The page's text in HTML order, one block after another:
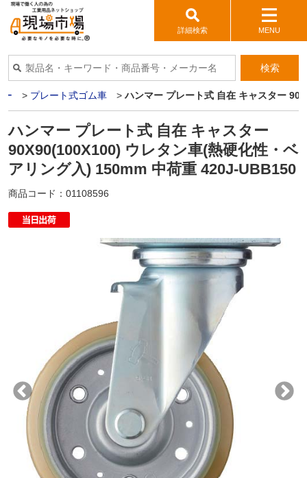
詳細検索 MENU
検索
ー > プレート式ゴム車 >ハンマー プレート式 自在 キャスター
ハンマー プレート式 自在 キャスター
90X90(100X100) ウレタン車(熱硬化性・ベ
アリング入) 150mm 中荷重 420J-UBB150
商品コード： 01108596